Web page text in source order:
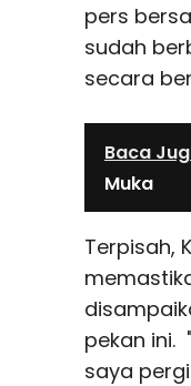
pers
sudah
secara
Baca
Muka
Terpisah,
pekan ini.
saya